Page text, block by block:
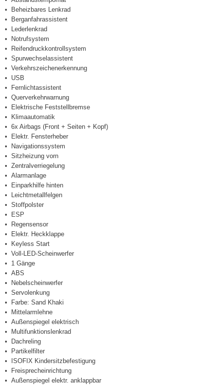
Beheizbares Lenkrad
Berganfahrassistent
Lederlenkrad
Notrufsystem
Reifendruckkontrollsystem
Spurwechselassistent
Verkehrszeichenerkennung
USB
Fernlichtassistent
Querverkehrwarnung
Elektrische Feststellbremse
Klimaautomatik
6x Airbags (Front + Seiten + Kopf)
Elektr. Fensterheber
Navigationssystem
Sitzheizung vorn
Zentralverriegelung
Alarmanlage
Einparkhilfe hinten
Leichtmetallfelgen
Stoffpolster
ESP
Regensensor
Elektr. Heckklappe
Keyless Start
Voll-LED-Scheinwerfer
1 Gänge
ABS
Nebelscheinwerfer
Servolenkung
Farbe: Sand Khaki
Mittelarmlehne
Außenspiegel elektrisch
Multifunktionslenkrad
Dachreling
Partikelfilter
ISOFIX Kindersitzbefestigung
Freisprecheinrichtung
Außenspiegel elektr. anklappbar